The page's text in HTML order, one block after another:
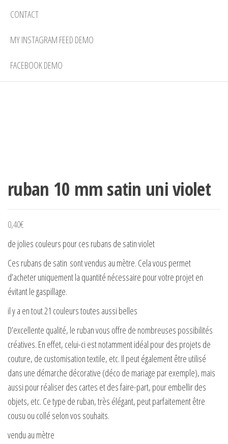
CONTACT
MY INSTAGRAM FEED DEMO
FACEBOOK DEMO
ruban 10 mm satin uni violet
0,40€
de jolies couleurs pour ces rubans de satin violet
Ces rubans de satin sont vendus au mètre. Cela vous permet
d’acheter uniquement la quantité nécessaire pour votre projet en
évitant le gaspillage.
il y a en tout 21 couleurs toutes aussi belles
D’excellente qualité, le ruban vous offre de nombreuses possibilités
créatives. En effet, celui-ci est notamment idéal pour des projets de
couture, de customisation textile, etc. Il peut également être utilisé
dans une démarche décorative (déco de mariage par exemple), mais
aussi pour réaliser des cartes et des faire-part, pour embellir des
objets, etc. Ce type de ruban, très élégant, peut parfaitement être
cousu ou collé selon vos souhaits.
vendu au mètre